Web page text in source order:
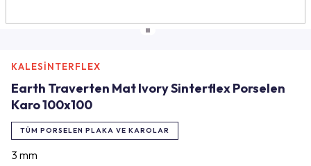
KALESİNTERFLEX
Earth Traverten Mat Ivory Sinterflex Porselen
Karo 100x100
TÜM PORSELEN PLAKA VE KAROLAR
3 mm